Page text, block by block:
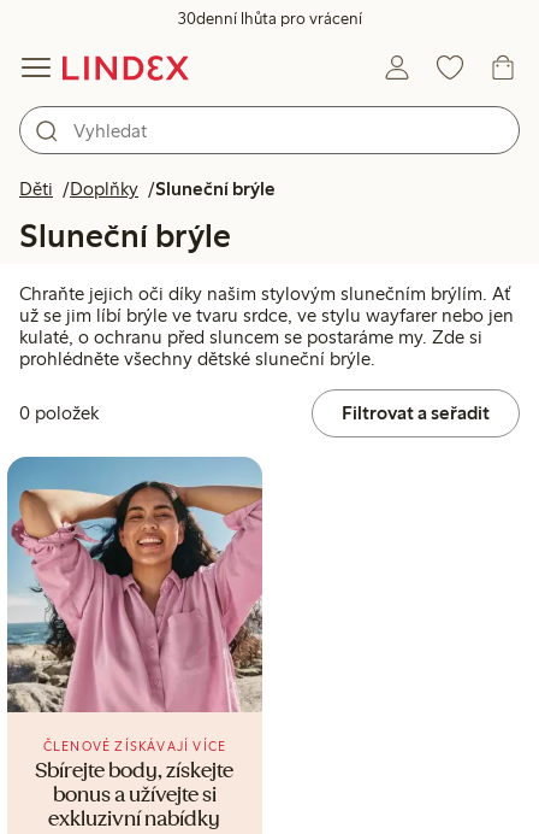
30denní lhůta pro vrácení
Děti Doplňky Sluneční brýle
Sluneční brýle
Chraňte jejich oči díky našim stylovým slunečním brýlím. Ať
už se jim líbí brýle ve tvaru srdce, ve stylu wayfarer nebo jen
kulaté, o ochranu před sluncem se postaráme my. Zde si
prohlédněte všechny dětské sluneční brýle.
0 položek Filtrovat a seřadit
Sbírejte body, získejte
bonus a užívejte si
exkluzivní nabídky
ČLENOVÉ ZÍSKÁVAJÍ VÍCE